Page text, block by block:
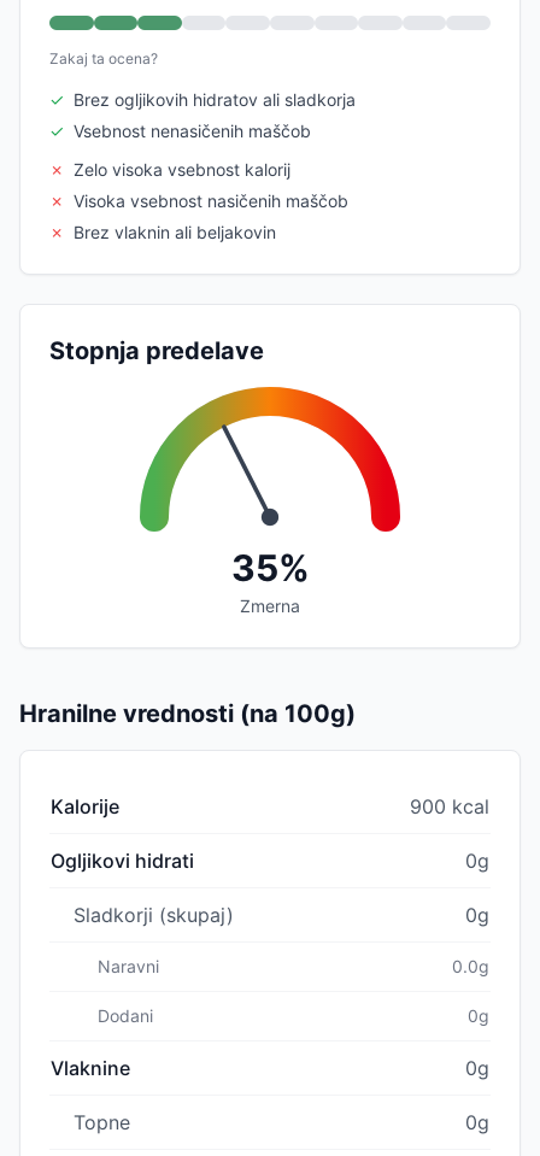
Zakaj ta ocena?
✓ Brez ogljikovih hidratov ali sladkorja
✓ Vsebnost nenasičenih maščob
✗ Zelo visoka vsebnost kalorij
✗ Visoka vsebnost nasičenih maščob
✗
Brez vlaknin ali beljakovin
Stopnja predelave
35%
Zmerna
Hranilne vrednosti (na 100g)
Kalorije 900 kcal
Ogljikovi hidrati 0g
Sladkorji (skupaj) 0g
Naravni 0.0g
Dodani 0g
Vlaknine 0g
Topne 0g